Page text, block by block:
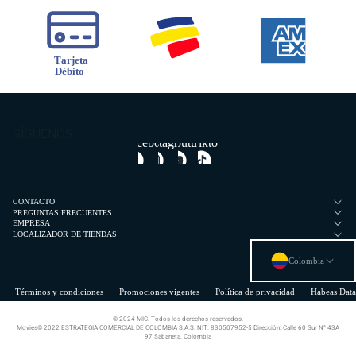
Facebook
Instagram
Youtube
Tiktok
CONTACTO
PREGUNTAS FRECUENTES
EMPRESA
LOCALIZADOR DE TIENDAS
Términos y condiciones Promociones vigentes Política de privacidad Habeas Data
Colombia
© 2024 MIC. Todos los derechos reservados.
Movies© 2022 ESTRATEGIA COMERCIAL DE COLOMBIA S.A.S. NIT: 830507952-5 Dirección: Calle 60 Sur N° 43A
97 Sabaneta, Colombia